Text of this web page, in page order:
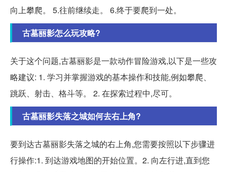
向上攀爬。 5.往前继续走。 6.终于要爬到一处。
古墓丽影怎么玩攻略?
关于这个问题,古墓丽影是一款动作冒险游戏,以下是一些攻
略建议: 1. 学习并掌握游戏的基本操作和技能,例如攀爬、
跳跃、射击、格斗等。 2. 在探索过程中,尽可。
古墓丽影失落之城如何去右上角?
要到达古墓丽影失落之城的右上角,您需要按照以下步骤进
行操作:1. 到达游戏地图的开始位置。2. 向左行进,直到您